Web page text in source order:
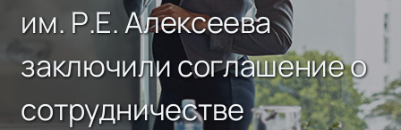
им. Р.Е. Алексеева
заключили соглашение о
сотрудничестве